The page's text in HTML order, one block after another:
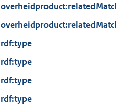
rdf:type
rdf:type
rdf:type
rdf:type